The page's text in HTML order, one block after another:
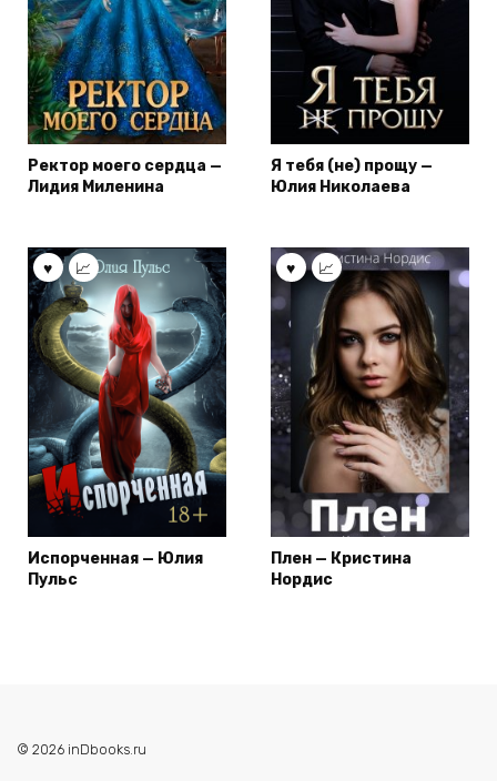
Ректор моего сердца —
Лидия Миленина
Я тебя (не) прощу —
Юлия Николаева
Испорченная — Юлия
Пульс
Плен — Кристина
Нордис
© 2026 inDbooks.ru